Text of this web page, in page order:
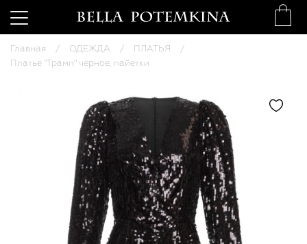
Главная ОДЕЖДА
ПЛАТЬЯ
Платье "Трамп" черное, пайетки